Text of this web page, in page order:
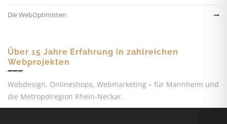
Die WebOptimisten
Über 15 Jahre Erfahrung in zahlreichen
Webprojekten
Webdesign, Onlineshops, Webmarketing – für Mannheim und
die Metropolregion Rhein-Neckar.